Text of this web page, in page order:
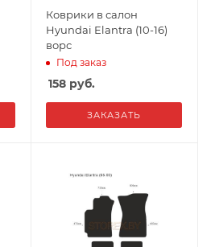
Коврики в салон
Hyundai Elantra (10-16)
ворс
Под заказ
158руб.
ЗАКАЗАТЬ